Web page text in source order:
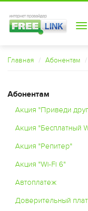
Главная Абонентам
Абонентам
Акция "Приведи
Акция "Бесплатный
Акция "Репитер"
Акция "Wi-Fi 6"
Автоплатеж
Доверительный